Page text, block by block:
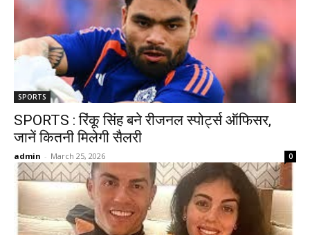
SPORTS
SPORTS : रिंकू सिंह बने रीजनल स्पोर्ट्स ऑफिसर,
जानें कितनी मिलेगी सैलरी
admin - March 25, 2026 0